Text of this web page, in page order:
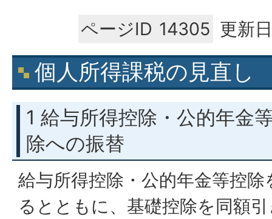
ページID 14305 更新
個人所得課税の見直し
1 給与所得控除・公的年金
除への振替
給与所得控除・公的年金等控
るとともに、基礎控除を同額